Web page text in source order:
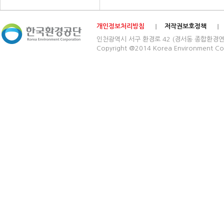
개인정보처리방침
저작권보호정책
인천광역시 서구 환경로 42 (경서동 종합
Copyright @2014 Korea Environment